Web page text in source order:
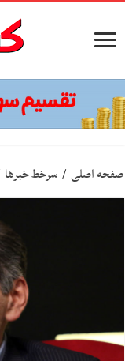
صفحه اصلی / سرخط خبرها